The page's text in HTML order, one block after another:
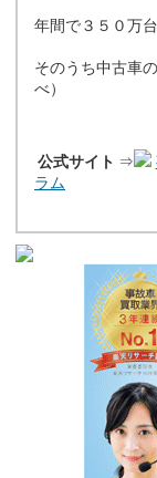
年間で３５０万
そのうち中古車
べ）
公式サイト ⇒
ラム